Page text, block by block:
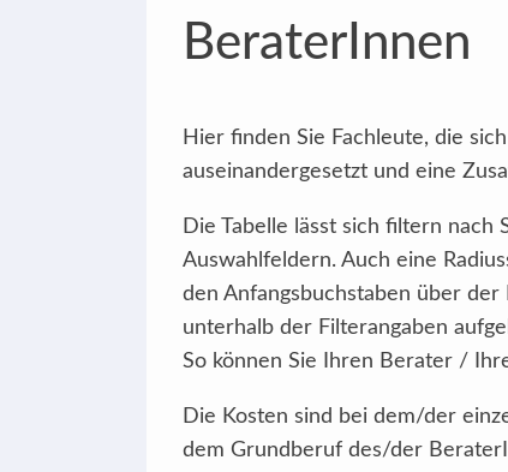
BeraterInnen
Hier finden Sie Fachleute, die
auseinandergesetzt und eine
Die Tabelle lässt sich filtern
Auswahlfeldern. Auch eine
den Anfangsbuchstaben über
unterhalb der Filterangaben
So können Sie Ihren Berater /
Die Kosten sind bei dem/der
dem Grundberuf des/der